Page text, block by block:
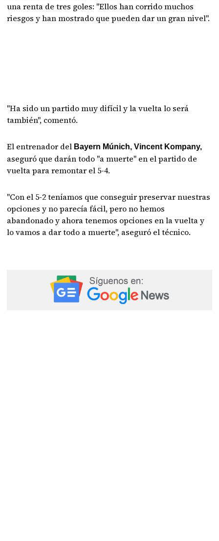
una renta de tres goles: "Ellos han corrido muchos
riesgos y han mostrado que pueden dar un gran nivel".
"Ha sido un partido muy difícil y la vuelta lo será
también", comentó.
El entrenador del Bayern Múnich, Vincent Kompany,
aseguró que darán todo "a muerte" en el partido de
vuelta para remontar el 5-4.
"Con el 5-2 teníamos que conseguir preservar nuestras
opciones y no parecía fácil, pero no hemos
abandonado y ahora tenemos opciones en la vuelta y
lo vamos a dar todo a muerte", aseguró el técnico.